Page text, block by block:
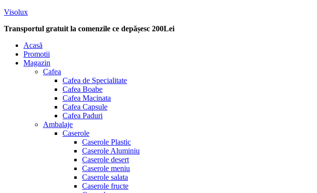
Visolux
Transportul gratuit la comenzile ce depășesc 200Lei
Menu
Acasă
Promotii
Magazin
Cafea
Cafea de Specialitate
Cafea Boabe
Cafea Macinata
Cafea Capsule
Cafea Paduri
Ambalaje
Caserole
Caserole Plastic
Caserole Aluminiu
Caserole desert
Caserole meniu
Caserole salata
Caserole fructe